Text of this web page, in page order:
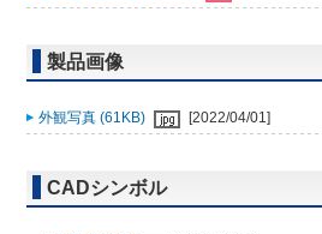
製品画像
外観写真 (61KB) [2022/04/01]
CADシンボル